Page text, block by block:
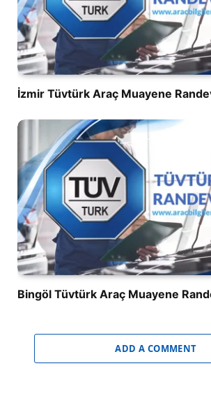
İzmir Tüvtürk Araç Muayene
Bingöl Tüvtürk Araç Muayene
ADD A COMMENT